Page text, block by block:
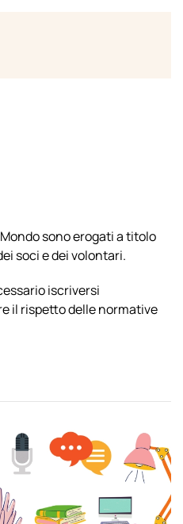
sono erogati a titolo
soci e dei volontari.
iscriversi
il rispetto delle normative